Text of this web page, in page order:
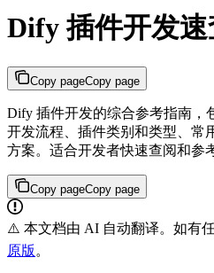
Dify 插件开发
Copy pageCopy page
Dify 插件开发的综合参考指南，
开发流程、插件类别和类型、常
方案。适合开发者快速查阅和参
Copy pageCopy page
⚠️ 本文档由 AI 自动翻译。如有
原版 。